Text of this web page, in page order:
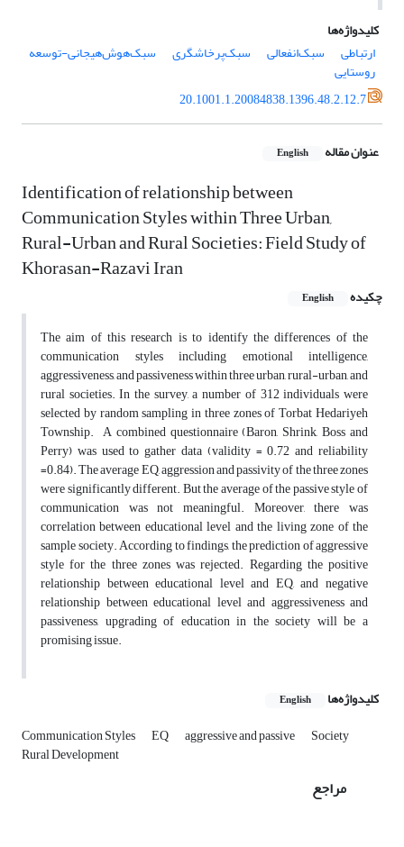
کلیدواژه‌ها
ارتباطی
سبک‌انفعالی سبک‌پرخاشگری سبک‌هوش‌هیجانی-توسعه
روستایی
20.1001.1.20084838.1396.48.2.12.7
عنوان مقاله English
Identification of relationship between
Communication Styles within Three Urban,
Rural-Urban and Rural Societies: Field Study of
Khorasan-Razavi Iran
چکیده English
The aim of this research is to identify the differences of the
communication styles including emotional intelligence,
aggressiveness, and passiveness within three urban, rural-urban, and
rural societies. In the survey, a number of 312 individuals were
selected by random sampling in three zones of Torbat Hedariyeh
Township. A combined questionnaire (Baron, Shrink, Boss and
Perry) was used to gather data (validity = 0.72 and reliability
=0.84). The average EQ, aggression and passivity of the three zones
were significantly different. But the average of the passive style of
communication was not meaningful. Moreover, there was
correlation between educational level and the living zone of the
sample society. According to findings, the prediction of aggressive
style for the three zones was rejected. Regarding the positive
relationship between educational level and EQ, and negative
relationship between educational level and aggressiveness and
passiveness, upgrading of education in the society will be a
promising issue.
کلیدواژه‌ها English
Communication Styles EQ aggressive and passive Society
Rural Development
مراجع